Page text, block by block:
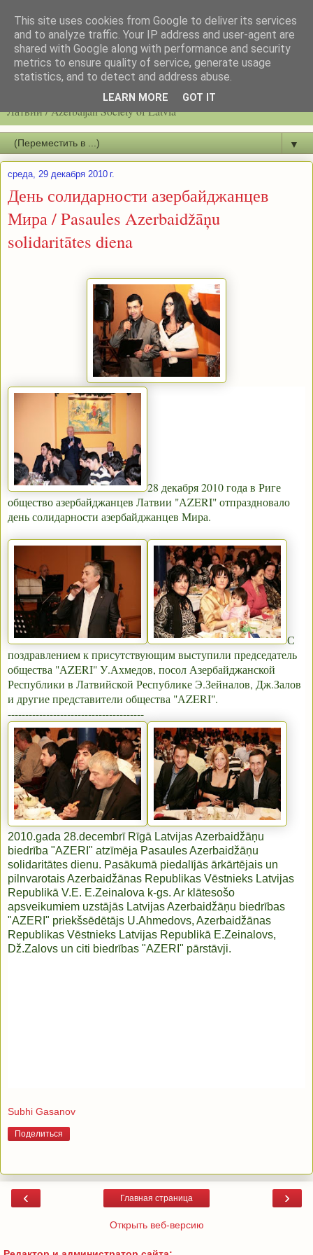
Latvijas azerbaidžāņu biedrību / Общество азербайджанцев
Латвии / Azerbaijan Society of Latvia
▼
среда, 29 декабря 2010 г.
День солидарности азербайджанцев
Мира / Pasaules Azerbaidžāņu
solidaritātes diena
28 декабря 2010 года в Риге
общество азербайджанцев Латвии "АZERI" отпраздновало
день солидарности азербайджанцев Мира.
С
поздравлением к присутствующим выступили председатель
общества "АZERI" У.Ахмедов, посол Азербайджанской
Республики в Латвийской Республике Э.Зейналов, Дж.Залов
и другие представители общества "АZERI".
---------------------------------------
2010.gada 28.decembrī Rīgā Latvijas Azerbaidžāņu
biedrība "AZERI" atzīmēja Pasaules Azerbaidžāņu
solidaritātes dienu. Pasākumā piedalījās ārkārtējais un
pilnvarotais Azerbaidžānas Republikas Vēstnieks Latvijas
Republikā V.E. E.Zeinalova k-gs. Ar klātesošo
apsveikumiem uzstājās Latvijas Azerbaidžāņu biedrības
"AZERI" priekšsēdētājs U.Ahmedovs, Azerbaidžānas
Republikas Vēstnieks Latvijas Republikā E.Zeinalovs,
Dž.Zalovs un citi biedrības "AZERI" pārstāvji.
Subhi Gasanov
Поделиться
‹ ›
Главная страница
Открыть веб-версию
This site uses cookies from Google to deliver its services
and to analyze traffic. Your IP address and user-agent are
shared with Google along with performance and security
metrics to ensure quality of service, generate usage
statistics, and to detect and address abuse.
LEARN MORE GOT IT